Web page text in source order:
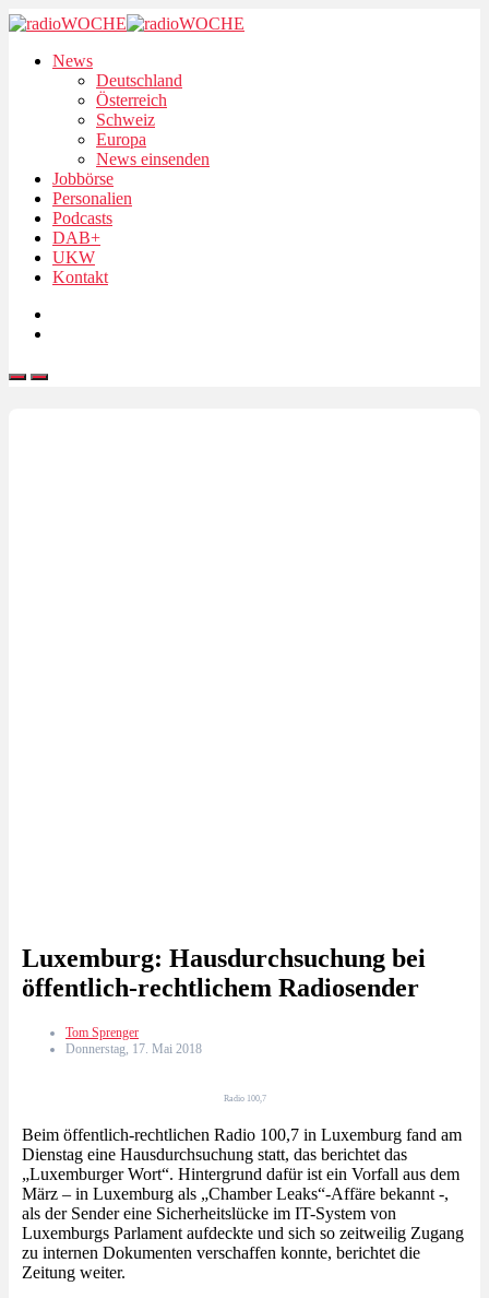
News
Deutschland
Österreich
Schweiz
Europa
News einsenden
Jobbörse
Personalien
Podcasts
DAB+
UKW
Kontakt
Luxemburg: Hausdurchsuchung bei
öffentlich-rechtlichem Radiosender
Tom Sprenger
Donnerstag, 17. Mai 2018
Radio 100,7
Beim öffentlich-rechtlichen Radio 100,7 in Luxemburg fand am
Dienstag eine Hausdurchsuchung statt, das berichtet das
„Luxemburger Wort“. Hintergrund dafür ist ein Vorfall aus dem
März – in Luxemburg als „Chamber Leaks“-Affäre bekannt -,
als der Sender eine Sicherheitslücke im IT-System von
Luxemburgs Parlament aufdeckte und sich so zeitweilig Zugang
zu internen Dokumenten verschaffen konnte, berichtet die
Zeitung weiter.